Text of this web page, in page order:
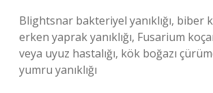
Blightsnar bakteriyel yanıklığı, biber
erken yaprak yanıklığı, Fusarium
veya uyuz hastalığı, kök boğazı
yumru yanıklığı